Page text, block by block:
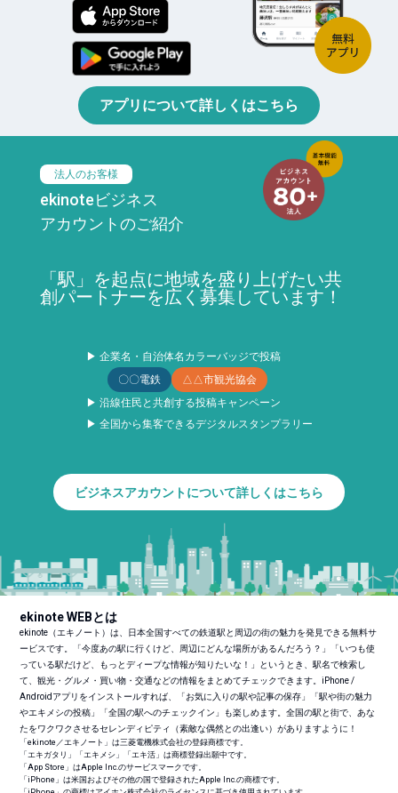
アプリについて詳しくはこちら
法人のお客様
ekinoteビジネス
アカウントのご紹介
「駅」を起点に地域を盛り上げたい共
創パートナーを広く募集しています！
▶ 企業名・自治体名カラーバッジで投稿
〇〇電鉄
△△市観光協会
▶ 沿線住民と共創する投稿キャンペーン
▶ 全国から集客できるデジタルスタンプラリー
ビジネスアカウントについて詳しくはこちら
ekinote WEBとは
ekinote（エキノート）は、日本全国すべての鉄道駅と周辺の街の魅力を発見できる無料サ
ービスです。「今度あの駅に行くけど、周辺にどんな場所があるんだろう？」「いつも使
っている駅だけど、もっとディープな情報が知りたいな！」というとき、駅名で検索し
て、観光・グルメ・買い物・交通などの情報をまとめてチェックできます。iPhone /
Androidアプリをインストールすれば、「お気に入りの駅や記事の保存」「駅や街の魅力
やエキメシの投稿」「全国の駅へのチェックイン」も楽しめます。全国の駅と街で、あな
たをワクワクさせるセレンディピティ（素敵な偶然との出逢い）がありますように！
「ekinote／エキノート」は三菱電機株式会社の登録商標です。
「エキガタリ」「エキメシ」「エキ活」は商標登録出願中です。
「App Store」はApple Inc.のサービスマークです。
「iPhone」は米国およびその他の国で登録されたApple Inc.の商標です。